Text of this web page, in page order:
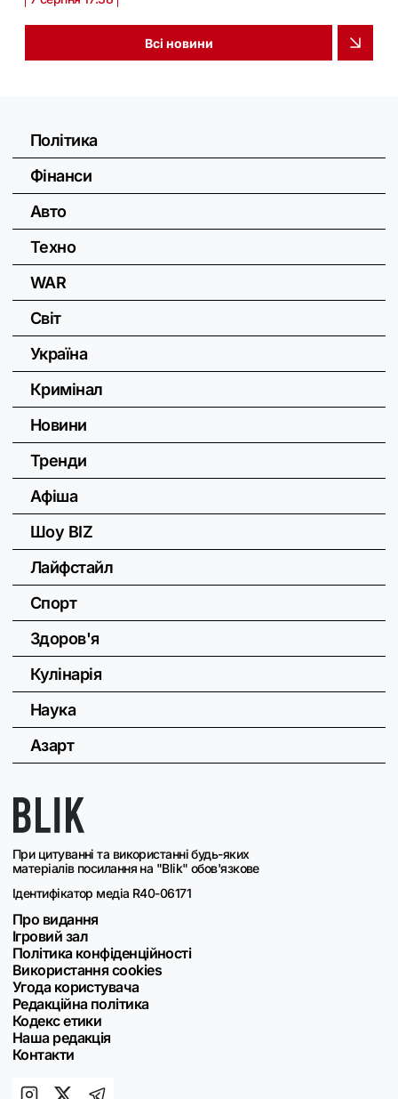
Всі новини
При цитуванні та використанні будь-яких
матеріалів посилання на "Blik" обов'язкове
Ідентифікатор медіа R40-06171
Про видання
Ігровий зал
Політика конфіденційності
Використання cookies
Угода користувача
Редакційна політика
Кодекс етики
Наша редакція
Контакти
Політика
Фінанси
Авто
Техно
WAR
Світ
Україна
Кримінал
Новини
Тренди
Афіша
Шоу BIZ
Лайфстайл
Спорт
Здоров'я
Кулінарія
Наука
Азарт